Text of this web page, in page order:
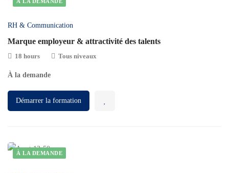
RH & Communication
Marque employeur & attractivité des talents
18 hours Tous niveaux
À la demande
Démarrer la formation
À LA DEMANDE